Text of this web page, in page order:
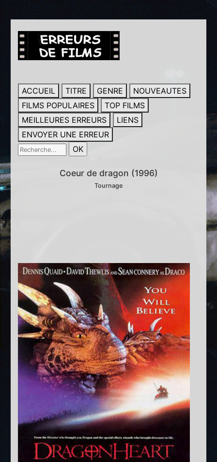
ACCUEIL TITRE GENRE
NOUVEAUTES
FILMS POPULAIRES
TOP FILMS
MEILLEURES ERREURS
LIENS
ENVOYER UNE ERREUR
Coeur de dragon (1996)
Tournage